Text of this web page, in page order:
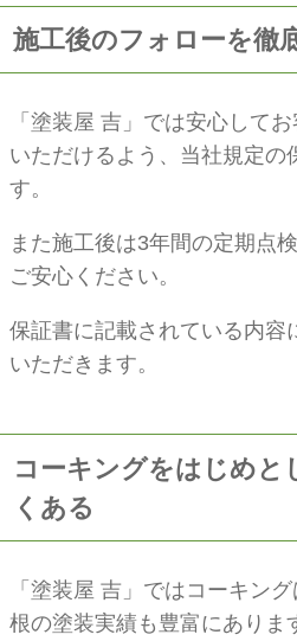
施工後のフォローを徹
「塗装屋 吉」では安心して
いただけるよう、当社規定の
す。
また施工後は3年間の定期点
ご安心ください。
保証書に記載されている内容
いただきます。
コーキングをはじめと
くある
「塗装屋 吉」ではコーキン
根の塗装実績も豊富にありま